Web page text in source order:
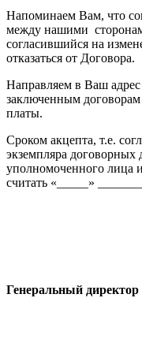
Напоминаем Вам, что
между нашими
со­гласившийся на
отказаться от Договора.
Направляем в Ваш
заключенным
платы.
Сроком акцепта, т.е.
экземпляра
уполномоченного лица
считать «_____»
Генеральный директор